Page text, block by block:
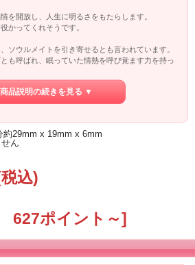
を開放し、人生に明るさをもたらします。
かってくれそうです。
ソウルメイトを引き寄せるとも言われています。
も呼ばれ、眠っていた情熱を呼び覚ます力を持っ
品説明の続きを見る ▼
約29mm x 19mm x 6mm
ん
込)
627ポイント～]